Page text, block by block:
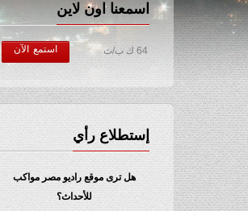
اسمعنا اون لاين
64 ك ب/ث استمع الآن
إستطلاع رأي
هل ترى موقع راديو مصر مواكب
للأحداث؟